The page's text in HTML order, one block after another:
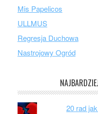
Mis Papelicos
ULLMUS
Regresja Duchowa
Nastrojowy Ogród
20 rad